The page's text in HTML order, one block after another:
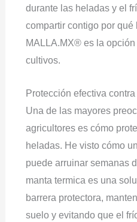
durante las heladas y el
compartir contigo por qué
MALLA.MX® es la
cultivos.
Protección efectiva
Una de las mayores
agricultores es cómo
heladas. He visto cómo
puede arruinar semanas
manta termica es una
barrera protectora,
suelo y evitando que el